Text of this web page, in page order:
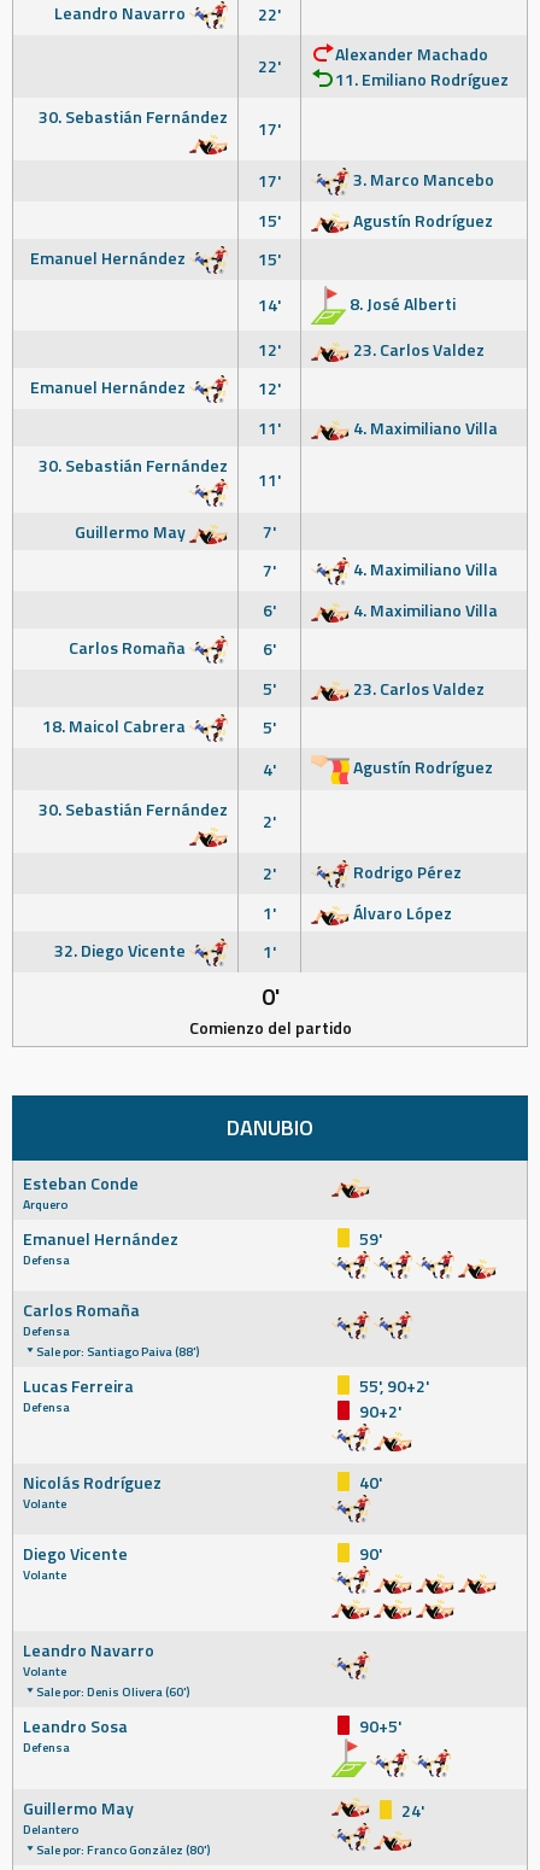
Leandro Navarro 22'
22'
Alexander Machado
11. Emiliano Rodríguez
30. Sebastián Fernández
17'
17'
3. Marco Mancebo
15'
Agustín Rodríguez
Emanuel Hernández
15'
14'
8. José Alberti
12'
23. Carlos Valdez
Emanuel Hernández
12'
11'
4. Maximiliano Villa
30. Sebastián Fernández
11'
Guillermo May
7'
7'
4. Maximiliano Villa
6'
4. Maximiliano Villa
Carlos Romaña
6'
5'
23. Carlos Valdez
18. Maicol Cabrera
5'
4'
Agustín Rodríguez
30. Sebastián Fernández
2'
2'
Rodrigo Pérez
1'
Álvaro López
32. Diego Vicente
1'
0'
Comienzo del partido
DANUBIO
Esteban Conde
Arquero
Emanuel Hernández
Defensa
59'
Carlos Romaña
Defensa
Sale por: Santiago Paiva (88')
Lucas Ferreira
Defensa
55', 90+2'
90+2'
Nicolás Rodríguez
Volante
40'
Diego Vicente
Volante
90'
Leandro Navarro
Volante
Sale por: Denis Olivera (60')
Leandro Sosa
Defensa
90+5'
Guillermo May
Delantero
Sale por: Franco González (80')
24'